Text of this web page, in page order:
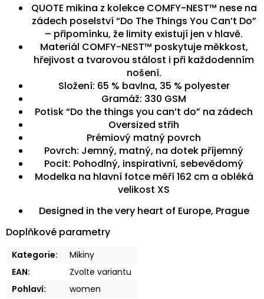
QUOTE mikina z kolekce COMFY-NEST™ nese na
zádech poselství “Do The Things You Can’t Do”
– připomínku, že limity existují jen v hlavě.
Materiál COMFY-NEST™ poskytuje měkkost,
hřejivost a tvarovou stálost i při každodenním
nošení.
Složení: 65 % bavlna, 35 % polyester
Gramáž: 330 GSM
Potisk “Do the things you can’t do” na zádech
Oversized střih
Prémiový matný povrch
Povrch: Jemný, matný, na dotek příjemný
Pocit: Pohodlný, inspirativní, sebevědomý
Modelka na hlavní fotce měří 162 cm a obléká
velikost XS
Designed in the very heart of Europe, Prague
Doplňkové parametry
Kategorie:
Mikiny
EAN:
Zvolte variantu
Pohlaví: women